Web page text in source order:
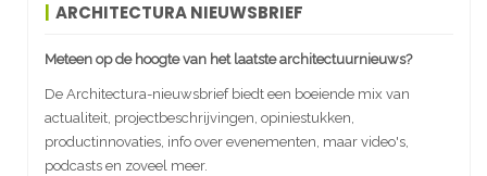
ARCHITECTURA NIEUWSBRIEF
Meteen op de hoogte van het laatste architectuurnieuws?
De Architectura-nieuwsbrief biedt een boeiende mix van
actualiteit, projectbeschrijvingen, opiniestukken,
productinnovaties, info over evenementen, maar video's,
podcasts en zoveel meer.